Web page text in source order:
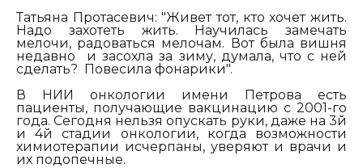
Татьяна Протасевич: "Живет тот, кто хочет жить.
Надо захотеть жить. Научилась замечать
мелочи, радоваться мелочам. Вот была вишня
недавно и засохла за зиму, думала, что с ней
сделать? Повесила фонарики".
В НИИ онкологии имени Петрова есть
пациенты, получающие вакцинацию с 2001-го
года. Сегодня нельзя опускать руки, даже на 3й
и 4й стадии онкологии, когда возможности
химиотерапии исчерпаны, уверяют и врачи и
их подопечные.